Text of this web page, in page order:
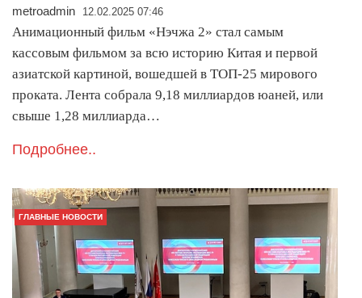
metroadmin 12.02.2025 07:46
Анимационный фильм «Нэчжа 2» стал самым
кассовым фильмом за всю историю Китая и первой
азиатской картиной, вошедшей в ТОП-25 мирового
проката. Лента собрала 9,18 миллиардов юаней, или
свыше 1,28 миллиарда…
Подробнее..
ГЛАВНЫЕ НОВОСТИ